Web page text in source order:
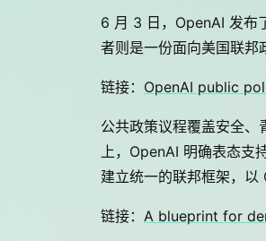
6 月 3 日，OpenAI 发布
者则是一份面向美国联邦
链接： OpenAI public
公共政策议程覆盖安全
上，OpenAI 明确表态支
建立统一的联邦框架，以
链接： A blueprint for